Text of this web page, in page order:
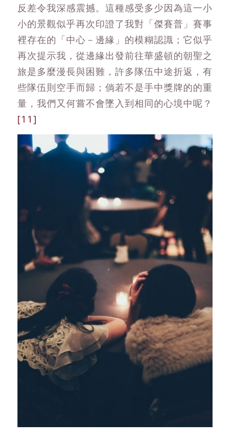
反差令我深感震撼。這種感受多少因為這一小
小的景觀似乎再次印證了我對「傑賽普」賽事
裡存在的「中心－邊緣」的模糊認識；它似乎
再次提示我，從邊緣出發前往華盛頓的朝聖之
旅是多麼漫長與困難，許多隊伍中途折返，有
些隊伍則空手而歸；倘若不是手中獎牌的的重
量，我們又何嘗不會墜入到相同的心境中呢？
[11]